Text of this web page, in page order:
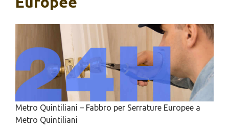
Metro Quintiliani – Fabbro per Serrature Europee a
Metro Quintiliani